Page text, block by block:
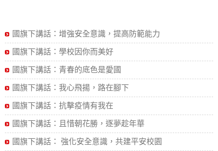
國旗下講話：增強安全意識，提高防範能力
國旗下講話：學校因你而美好
國旗下講話：青春的底色是愛國
國旗下講話：我心飛揚，路在腳下
國旗下講話：抗擊疫情有我在
國旗下講話：且惜朝花勝，逐夢趁年華
國旗下講話： 強化安全意識，共建平安校園